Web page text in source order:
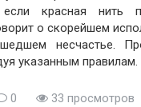
если красная нить
о скорейшем
несчастье.
указанным правилам.
0 33 просмотров